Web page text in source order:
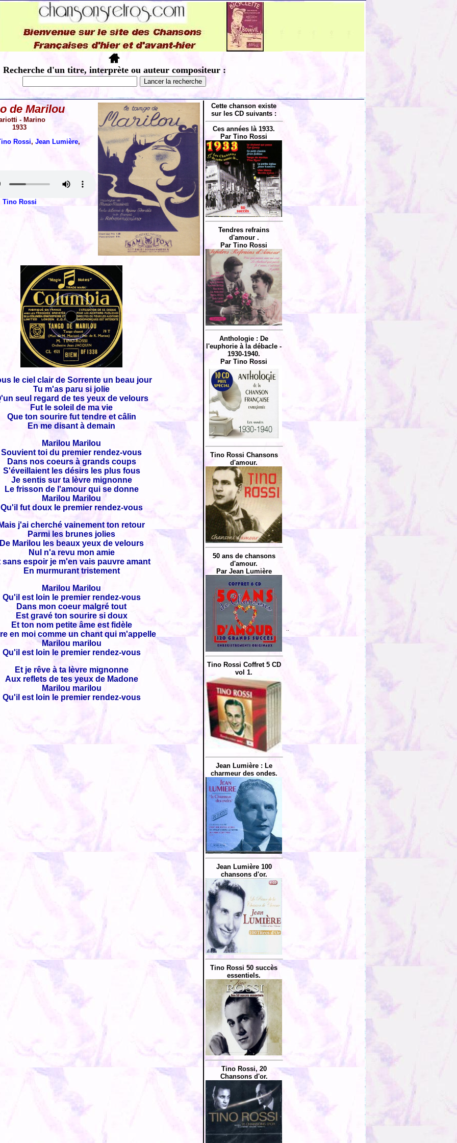
Recherche d'un titre, interprète ou auteur compositeur :
de Marilou
- Marino
1933
Rossi, Jean Lumière,
Tino Rossi
le ciel clair de Sorrente un beau jour
Tu m'as paru si jolie
seul regard de tes yeux de velours
Fut le soleil de ma vie
Que ton sourire fut tendre et câlin
En me disant à demain
Marilou Marilou
Souvient toi du premier rendez-vous
Dans nos coeurs à grands coups
S'éveillaient les désirs les plus fous
Je sentis sur ta lèvre mignonne
Le frisson de l'amour qui se donne
Marilou Marilou
Qu'il fut doux le premier rendez-vous
j'ai cherché vainement ton retour
Parmi les brunes jolies
Marilou les beaux yeux de velours
Nul n'a revu mon amie
sans espoir je m'en vais pauvre amant
En murmurant tristement
Marilou Marilou
Qu'il est loin le premier rendez-vous
Dans mon coeur malgré tout
Est gravé ton sourire si doux
Et ton nom petite âme est fidèle
en moi comme un chant qui m'appelle
Marilou marilou
Qu'il est loin le premier rendez-vous
Et je rêve à ta lèvre mignonne
Aux reflets de tes yeux de Madone
Marilou marilou
Qu'il est loin le premier rendez-vous
Cette chanson existe
sur les CD suivants :
Ces années là 1933.
Par Tino Rossi
Tendres refrains
d'amour .
Par Tino Rossi
Anthologie : De
l'euphorie à la débacle -
1930-1940.
Par Tino Rossi
Tino Rossi Chansons
d'amour.
50 ans de chansons
d'amour.
Par Jean Lumière
Tino Rossi Coffret 5 CD
vol 1.
Jean Lumière : Le
charmeur des ondes.
Jean Lumière 100
chansons d'or.
Tino Rossi 50 succès
essentiels.
Tino Rossi, 20
Chansons d'or.